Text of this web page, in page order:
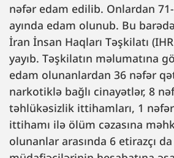
nəfər edam edilib. Onlardan
ayında edam olunub. Bu
İran İnsan Haqları Təşkilatı
yayıb. Təşkilatın məlumatına
edam olunanlardan 36 nəfər
narkotiklə bağlı cinayətlər, 8
təhlükəsizlik ittihamları, 1
ittihamı ilə ölüm cəzasına
olunanlar arasında 6 etirazçı